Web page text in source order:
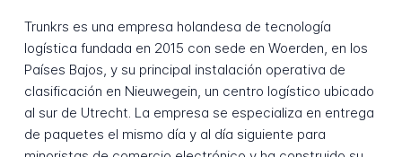
Trunkrs es una empresa holandesa de tecnología
logística fundada en 2015 con sede en Woerden, en los
Países Bajos, y su principal instalación operativa de
clasificación en Nieuwegein, un centro logístico ubicado
al sur de Utrecht. La empresa se especializa en entrega
de paquetes el mismo día y al día siguiente para